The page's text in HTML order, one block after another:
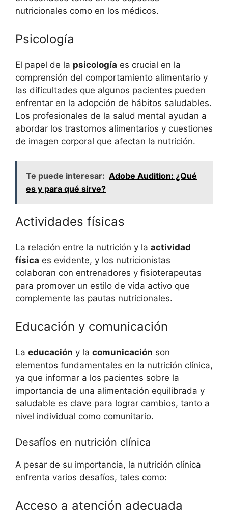
nutricionales como en los médicos.
Psicología
El papel de la psicología es crucial en la
comprensión del comportamiento alimentario y
las dificultades que algunos pacientes pueden
enfrentar en la adopción de hábitos saludables.
Los profesionales de la salud mental ayudan a
abordar los trastornos alimentarios y cuestiones
de imagen corporal que afectan la nutrición.
Te puede interesar: Adobe Audition: ¿Qué
es y para qué sirve?
Actividades físicas
La relación entre la nutrición y la actividad
física es evidente, y los nutricionistas
colaboran con entrenadores y fisioterapeutas
para promover un estilo de vida activo que
complemente las pautas nutricionales.
Educación y comunicación
La educación y la comunicación son
elementos fundamentales en la nutrición clínica,
ya que informar a los pacientes sobre la
importancia de una alimentación equilibrada y
saludable es clave para lograr cambios, tanto a
nivel individual como comunitario.
Desafíos en nutrición clínica
A pesar de su importancia, la nutrición clínica
enfrenta varios desafíos, tales como:
Acceso a atención adecuada